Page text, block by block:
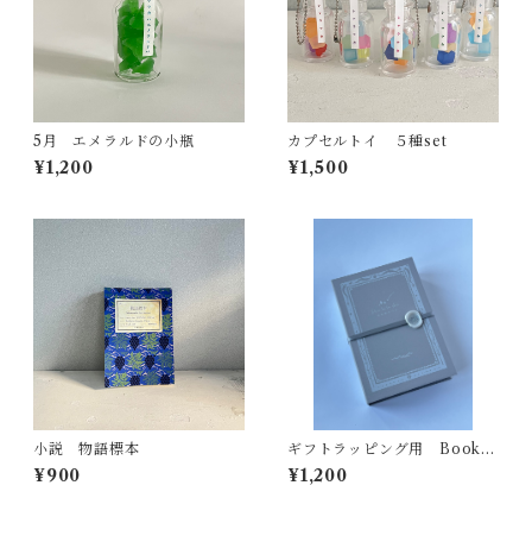
5月 エメラルドの小瓶
¥1,200
カプセルトイ ５種set
¥1,500
小説 物語標本
¥900
ギフトラッピング用 Book b
ox
¥1,200